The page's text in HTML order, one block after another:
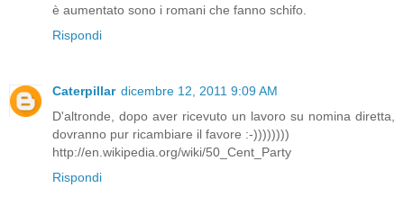
è aumentato sono i romani che fanno schifo.
Rispondi
Caterpillar dicembre 12, 2011 9:09 AM
D'altronde, dopo aver ricevuto un lavoro su nomina diretta,
dovranno pur ricambiare il favore :-))))))))
http://en.wikipedia.org/wiki/50_Cent_Party
Rispondi